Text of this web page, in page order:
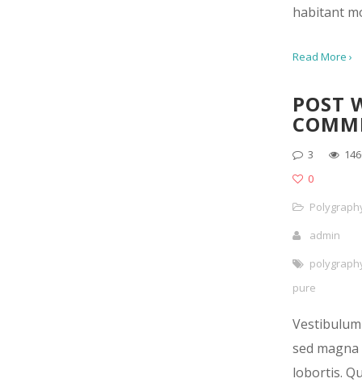
habitant
Read More ›
POST
3
0
admin
pure
sed magna
lobortis.